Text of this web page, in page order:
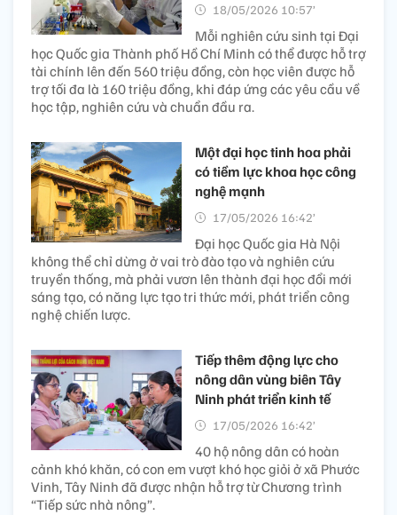
18/05/2026 10:57’
Mỗi nghiên cứu sinh tại Đại
học Quốc gia Thành phố Hồ Chí Minh có thể được hỗ trợ
tài chính lên đến 560 triệu đồng, còn học viên được hỗ
trợ tối đa là 160 triệu đồng, khi đáp ứng các yêu cầu về
học tập, nghiên cứu và chuẩn đầu ra.
Một đại học tinh hoa phải
có tiềm lực khoa học công
nghệ mạnh
17/05/2026 16:42’
Đại học Quốc gia Hà Nội
không thể chỉ dừng ở vai trò đào tạo và nghiên cứu
truyền thống, mà phải vươn lên thành đại học đổi mới
sáng tạo, có năng lực tạo tri thức mới, phát triển công
nghệ chiến lược.
Tiếp thêm động lực cho
nông dân vùng biên Tây
Ninh phát triển kinh tế
17/05/2026 16:42’
40 hộ nông dân có hoàn
cảnh khó khăn, có con em vượt khó học giỏi ở xã Phước
Vinh, Tây Ninh đã được nhận hỗ trợ từ Chương trình
“Tiếp sức nhà nông”.